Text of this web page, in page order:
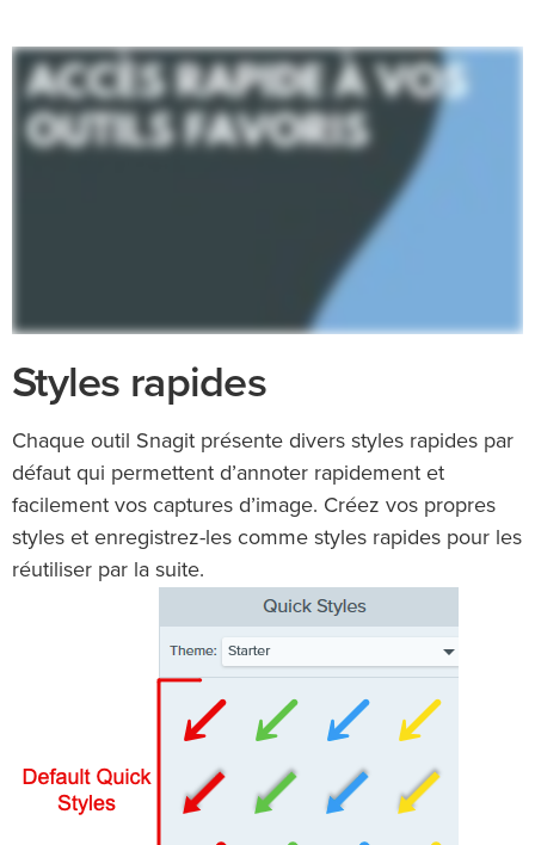
Styles rapides
Chaque outil Snagit présente divers styles rapides par
défaut qui permettent d’annoter rapidement et
facilement vos captures d’image. Créez vos propres
styles et enregistrez-les comme styles rapides pour les
réutiliser par la suite.